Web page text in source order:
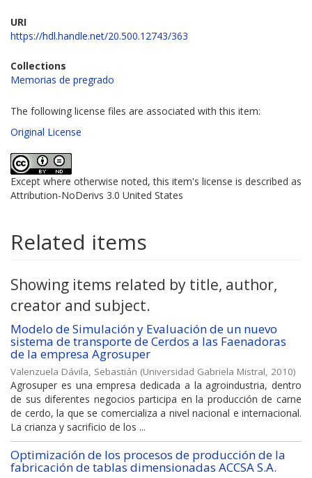
URI
https://hdl.handle.net/20.500.12743/363
Collections
Memorias de pregrado
The following license files are associated with this item:
Original License
Except where otherwise noted, this item's license is described as
Attribution-NoDerivs 3.0 United States
Related items
Showing items related by title, author,
creator and subject.
Modelo de Simulación y Evaluación de un nuevo
sistema de transporte de Cerdos a las Faenadoras
de la empresa Agrosuper
Valenzuela Dávila, Sebastián (Universidad Gabriela Mistral, 2010)
Agrosuper es una empresa dedicada a la agroindustria, dentro
de sus diferentes negocios participa en la producción de carne
de cerdo, la que se comercializa a nivel nacional e internacional.
La crianza y sacrificio de los ...
Optimización de los procesos de producción de la
fabricación de tablas dimensionadas ACCSA S.A.